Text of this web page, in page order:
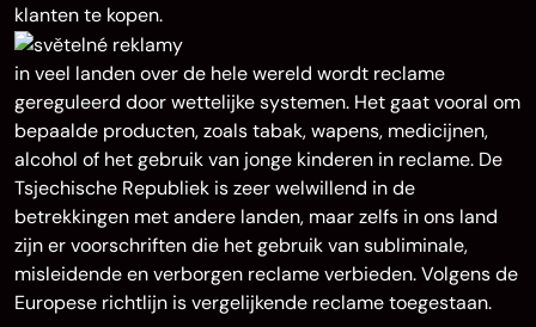
klanten te kopen.
in veel landen over de hele wereld wordt reclame
gereguleerd door wettelijke systemen. Het gaat vooral om
bepaalde producten, zoals tabak, wapens, medicijnen,
alcohol of het gebruik van jonge kinderen in reclame. De
Tsjechische Republiek is zeer welwillend in de
betrekkingen met andere landen, maar zelfs in ons land
zijn er voorschriften die het gebruik van subliminale,
misleidende en verborgen reclame verbieden. Volgens de
Europese richtlijn is vergelijkende reclame toegestaan.